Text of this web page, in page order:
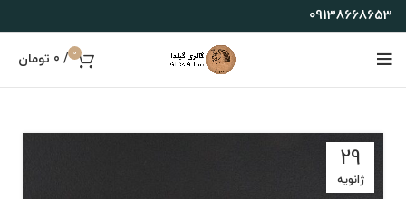
09138668653
0
/
0 تومان
29
ژانویه